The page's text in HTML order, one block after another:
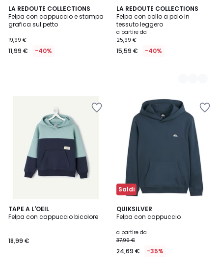
LA REDOUTE COLLECTIONS
Felpa con cappuccio e stampa
grafica sul petto
19,99 €
11,99 € -40%
LA REDOUTE COLLECTIONS
Felpa con collo a polo in
tessuto leggero
a partire da
25,99 €
15,59 € -40%
2
Colori
TAPE A L'OEIL
Felpa con cappuccio bicolore
18,99 €
2
Colori
Saldi
QUIKSILVER
Felpa con cappuccio
a partire da
37,99 €
24,69 € -35%
4
/
2
Colori